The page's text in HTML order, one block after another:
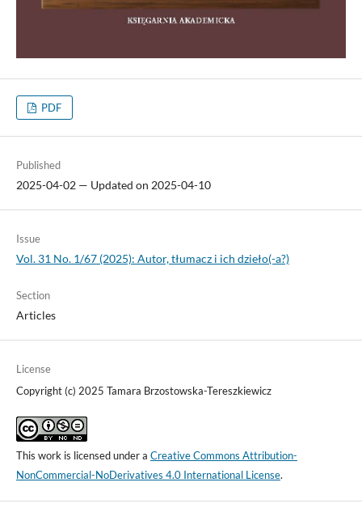
PDF
Published
2025-04-02 — Updated on 2025-04-10
Issue
Vol. 31 No. 1/67 (2025): Autor, tłumacz i ich dzieło(-a?)
Section
Articles
License
Copyright (c) 2025 Tamara Brzostowska-Tereszkiewicz
This work is licensed under a Creative Commons Attribution-
NonCommercial-NoDerivatives 4.0 International License.